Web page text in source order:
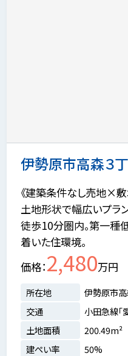
伊勢原市高森３
《建築条件なし売地×
土地形状で幅広いプラ
徒歩10分圏内。第一種
着いた住環境。
価格 2,480万円
所在地
伊勢原市
交通
小田急線「
土地面積
200.49m²
建ぺい率
50%